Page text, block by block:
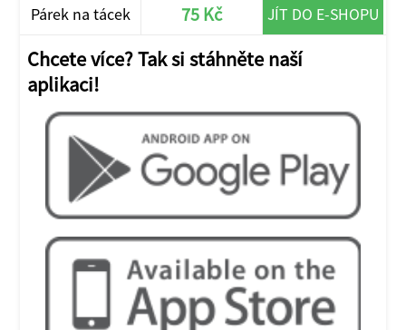
Párek na tácek 75 Kč JÍT DO E-SHOPU
Chcete více? Tak si stáhněte naší
aplikaci!